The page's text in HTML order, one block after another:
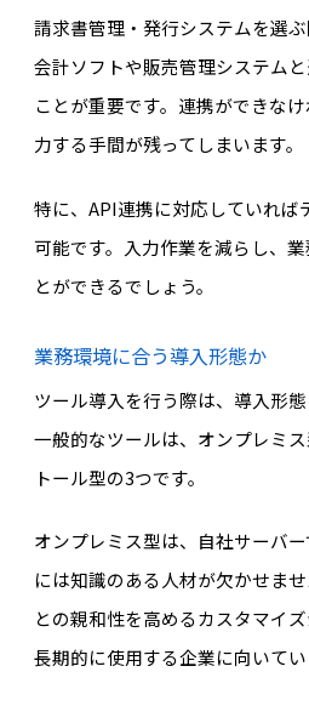
請求書管理・発行システムを選
会計ソフトや販売管理システム
ことが重要です。連携ができな
力する手間が残ってしまいます。
特に、API連携に対応していれば
可能です。入力作業を減らし、
とができるでしょう。
業務環境に合う導入形態か
ツール導入を行う際は、導入形態
一般的なツールは、オンプレミ
トール型の3つです。
オンプレミス型は、自社サーバ
には知識のある人材が欠かせま
との親和性を高めるカスタマイ
長期的に使用する企業に向いてい